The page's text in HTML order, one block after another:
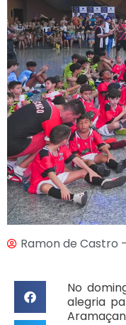
Ramon de Castro
No
alegria